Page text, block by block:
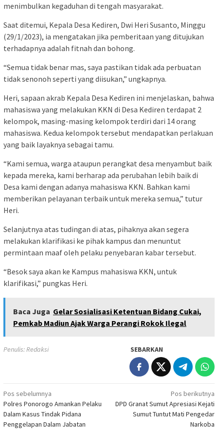
menimbulkan kegaduhan di tengah masyarakat.
Saat ditemui, Kepala Desa Kediren, Dwi Heri Susanto, Minggu
(29/1/2023), ia mengatakan jika pemberitaan yang ditujukan
terhadapnya adalah fitnah dan bohong.
“Semua tidak benar mas, saya pastikan tidak ada perbuatan
tidak senonoh seperti yang diisukan,” ungkapnya.
Heri, sapaan akrab Kepala Desa Kediren ini menjelaskan, bahwa
mahasiswa yang melakukan KKN di Desa Kediren terdapat 2
kelompok, masing-masing kelompok terdiri dari 14 orang
mahasiswa. Kedua kelompok tersebut mendapatkan perlakuan
yang baik layaknya sebagai tamu.
“Kami semua, warga ataupun perangkat desa menyambut baik
kepada mereka, kami berharap ada perubahan lebih baik di
Desa kami dengan adanya mahasiswa KKN. Bahkan kami
memberikan pelayanan terbaik untuk mereka semua,” tutur
Heri.
Selanjutnya atas tudingan di atas, pihaknya akan segera
melakukan klarifikasi ke pihak kampus dan menuntut
permintaan maaf oleh pelaku penyebaran kabar tersebut.
“Besok saya akan ke Kampus mahasiswa KKN, untuk
klarifikasi,” pungkas Heri.
Baca Juga Gelar Sosialisasi Ketentuan Bidang Cukai,
Pemkab Madiun Ajak Warga Perangi Rokok Ilegal
Penulis: Redaksi SEBARKAN
Navigasi
pos
Pos sebelumnya
Polres Ponorogo Amankan Pelaku
Dalam Kasus Tindak Pidana
Penggelapan Dalam Jabatan
Pos berikutnya
DPD Granat Sumut Apresiasi Kejati
Sumut Tuntut Mati Pengedar
Narkoba